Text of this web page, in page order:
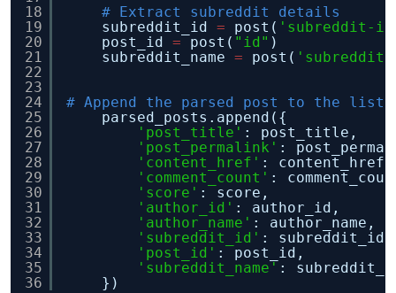
18
19
20
21
22
23
24
25
26
27
28
29
30
31
32
33
34
35
36
# Extract subreddit details
subreddit_id = post( 'subreddit-
post_id = post( "id" )
subreddit_name = post( 'subreddit-
# Append the parsed post to the list
parsed_posts.append({
'post_title' : post_title,
'post_permalink' :
'content_href' : content_href,
'comment_count' :
'score' : score,
'author_id' : author_id,
'author_name' : author_name,
'subreddit_id' : subreddit_id,
'post_id' : post_id,
'subreddit_name' :
})